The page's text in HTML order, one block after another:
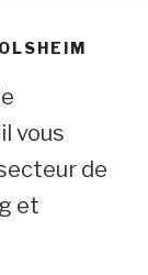
vous
de
et